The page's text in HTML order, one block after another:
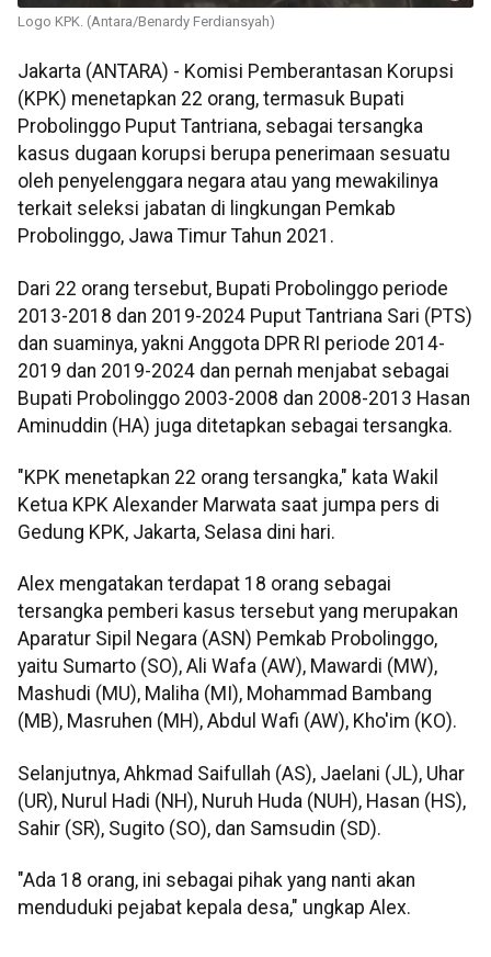
Logo KPK. (Antara/Benardy Ferdiansyah)
Jakarta (ANTARA) - Komisi Pemberantasan Korupsi
(KPK) menetapkan 22 orang, termasuk Bupati
Probolinggo Puput Tantriana, sebagai tersangka
kasus dugaan korupsi berupa penerimaan sesuatu
oleh penyelenggara negara atau yang mewakilinya
terkait seleksi jabatan di lingkungan Pemkab
Probolinggo, Jawa Timur Tahun 2021.
Dari 22 orang tersebut, Bupati Probolinggo periode
2013-2018 dan 2019-2024 Puput Tantriana Sari (PTS)
dan suaminya, yakni Anggota DPR RI periode 2014-
2019 dan 2019-2024 dan pernah menjabat sebagai
Bupati Probolinggo 2003-2008 dan 2008-2013 Hasan
Aminuddin (HA) juga ditetapkan sebagai tersangka.
"KPK menetapkan 22 orang tersangka," kata Wakil
Ketua KPK Alexander Marwata saat jumpa pers di
Gedung KPK, Jakarta, Selasa dini hari.
Alex mengatakan terdapat 18 orang sebagai
tersangka pemberi kasus tersebut yang merupakan
Aparatur Sipil Negara (ASN) Pemkab Probolinggo,
yaitu Sumarto (SO), Ali Wafa (AW), Mawardi (MW),
Mashudi (MU), Maliha (MI), Mohammad Bambang
(MB), Masruhen (MH), Abdul Wafi (AW), Kho'im (KO).
Selanjutnya, Ahkmad Saifullah (AS), Jaelani (JL), Uhar
(UR), Nurul Hadi (NH), Nuruh Huda (NUH), Hasan (HS),
Sahir (SR), Sugito (SO), dan Samsudin (SD).
"Ada 18 orang, ini sebagai pihak yang nanti akan
menduduki pejabat kepala desa," ungkap Alex.